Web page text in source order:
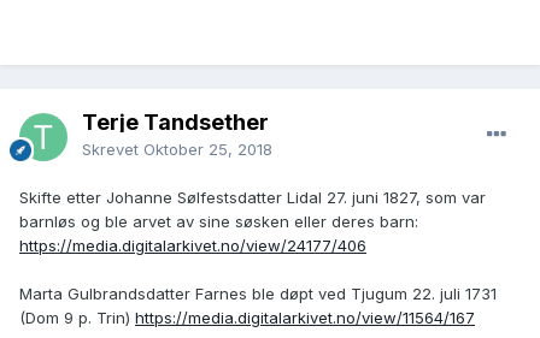
Terje Tandsether
Skrevet Oktober 25, 2018
Skifte etter Johanne Sølfestsdatter Lidal 27. juni 1827, som var
barnløs og ble arvet av sine søsken eller deres barn:
https://media.digitalarkivet.no/view/24177/406
Marta Gulbrandsdatter Farnes ble døpt ved Tjugum 22. juli 1731
(Dom 9 p. Trin) https://media.digitalarkivet.no/view/11564/167